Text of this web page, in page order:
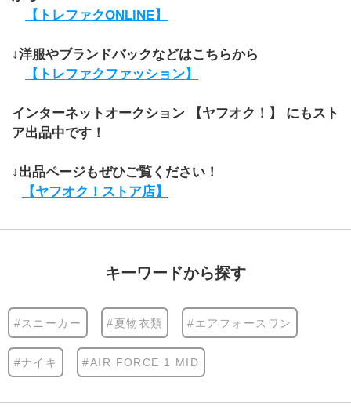
【トレファクONLINE】
↓洋服やブランドバックなどはこちらから
【トレファクファッション】
インターネットオークション 【ヤフオク！】 にもスト
ア出品中です！
↓出品ページもぜひご覧ください！
【ヤフオク！ストア店】
キーワードから探す
#スニーカー #夏物衣類 #エアフォースワン
#ナイキ #AIR FORCE 1 MID